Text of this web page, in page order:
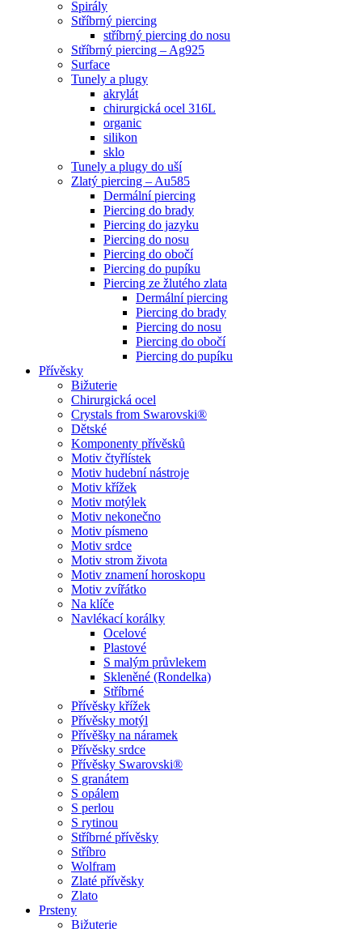
Spirály
Stříbrný piercing
stříbrný piercing do nosu
Stříbrný piercing – Ag925
Surface
Tunely a plugy
akrylát
chirurgická ocel 316L
organic
silikon
sklo
Tunely a plugy do uší
Zlatý piercing – Au585
Dermální piercing
Piercing do brady
Piercing do jazyku
Piercing do nosu
Piercing do obočí
Piercing do pupíku
Piercing ze žlutého zlata
Dermální piercing
Piercing do brady
Piercing do nosu
Piercing do obočí
Piercing do pupíku
Přívěsky
Bižuterie
Chirurgická ocel
Crystals from Swarovski®
Dětské
Komponenty přívěsků
Motiv čtyřlístek
Motiv hudební nástroje
Motiv křížek
Motiv motýlek
Motiv nekonečno
Motiv písmeno
Motiv srdce
Motiv strom života
Motiv znamení horoskopu
Motiv zvířátko
Na klíče
Navlékací korálky
Ocelové
Plastové
S malým průvlekem
Skleněné (Rondelka)
Stříbrné
Přívěsky křížek
Přívěsky motýl
Přívěšky na náramek
Přívěsky srdce
Přívěsky Swarovski®
S granátem
S opálem
S perlou
S rytinou
Stříbrné přívěsky
Stříbro
Wolfram
Zlaté přívěsky
Zlato
Prsteny
Bižuterie